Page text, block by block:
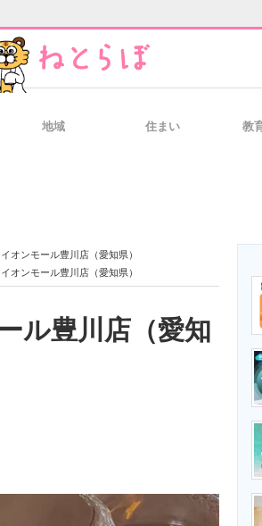
経営リーダーの
製品の技術・比較・事例 製造業のIT導入・
地域 住まい 教
オンモール豊川店（愛知県）
オンモール豊川店（愛知県）
ル豊川店（愛知